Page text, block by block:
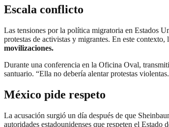
Escala conflicto
Las tensiones por la política migratoria en Estados
protestas de activistas y migrantes. En este
movilizaciones.
Durante una conferencia en la Oficina Oval,
santuario. “Ella no debería alentar protestas
México pide respeto
La acusación surgió un día después de que
autoridades estadounidenses que respeten el